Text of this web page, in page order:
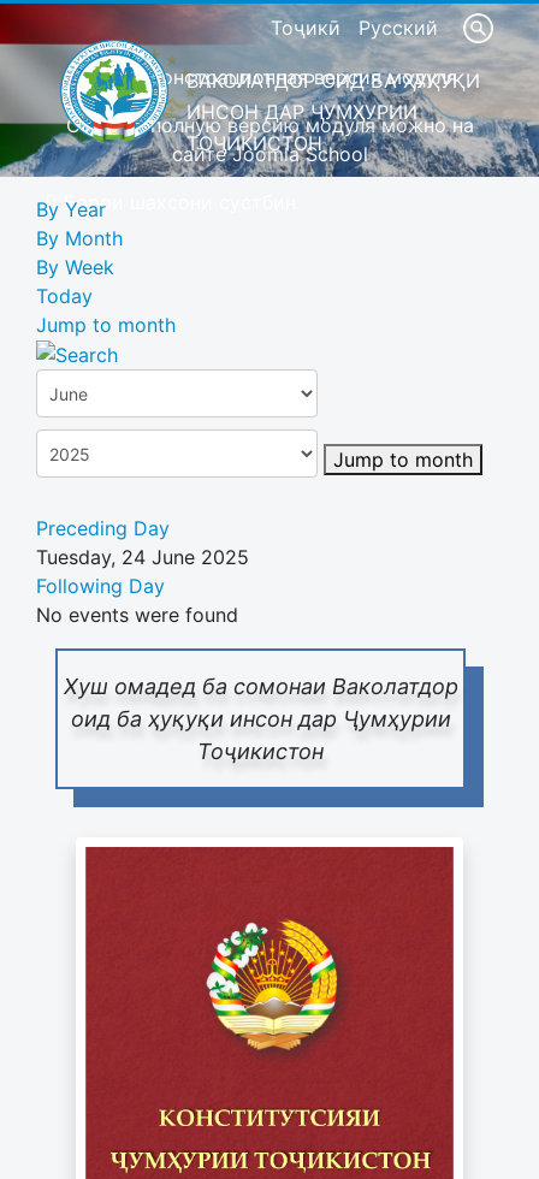
Тоҷикӣ Русский
Это демонстрационная версия модуля
Скачать полную версию модуля можно на
сайте Joomla School
Барои шахсони сустбин
ВАКОЛАТДОР ОИД БА ҲУҚУҚИ
ИНСОН ДАР ҶУМҲУРИИ
ТОҶИКИСТОН
Хуш омадед ба сомонаи Ваколатдор
оид ба ҳуқуқи инсон дар Ҷумҳурии
Тоҷикистон
By Year
By Month
By Week
Today
Jump to month
Jump to month
Preceding Day
Tuesday, 24 June 2025
Following Day
No events were found